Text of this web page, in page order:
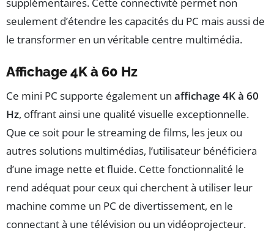
supplémentaires. Cette connectivité permet non
seulement d’étendre les capacités du PC mais aussi de
le transformer en un véritable centre multimédia.
Affichage 4K à 60 Hz
Ce mini PC supporte également un affichage 4K à 60
Hz, offrant ainsi une qualité visuelle exceptionnelle.
Que ce soit pour le streaming de films, les jeux ou
autres solutions multimédias, l’utilisateur bénéficiera
d’une image nette et fluide. Cette fonctionnalité le
rend adéquat pour ceux qui cherchent à utiliser leur
machine comme un PC de divertissement, en le
connectant à une télévision ou un vidéoprojecteur.